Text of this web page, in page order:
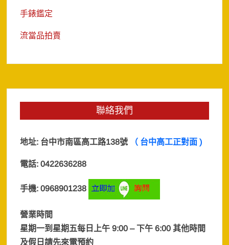
手錶鑑定
流當品拍賣
聯絡我們
地址: 台中市南區高工路138號 （ 台中高工正對面 )
電話: 0422636288
手機: 0968901238
營業時間
星期一到星期五每日上午 9:00 – 下午 6:00 其他時間
及假日請先來電預約